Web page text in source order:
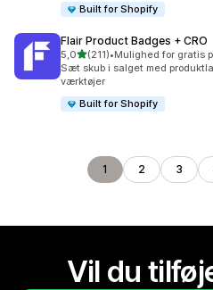
Built for Shopify
Flair Product Badges + CRO
5,0ud af 5 stjerner
(211)
211 anmeldelser i alt
•Mulighed for gratis
Sæt skub i salget med
værktøjer
Built for Shopify
1 2 3
Vil du